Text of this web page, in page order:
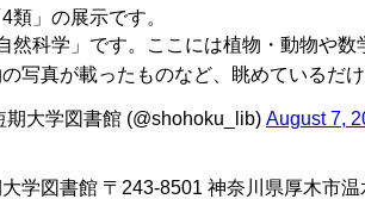
類」の展示です。
然科学」です。ここには植物・動物や
写真が載ったものなど、眺めているだ
大学図書館 (@shohoku_lib) August 7,
学図書館 〒243-8501 神奈川県厚木市